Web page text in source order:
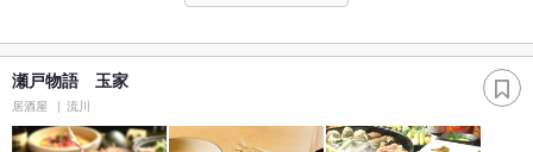
瀬戸物語 玉家
居酒屋 流川